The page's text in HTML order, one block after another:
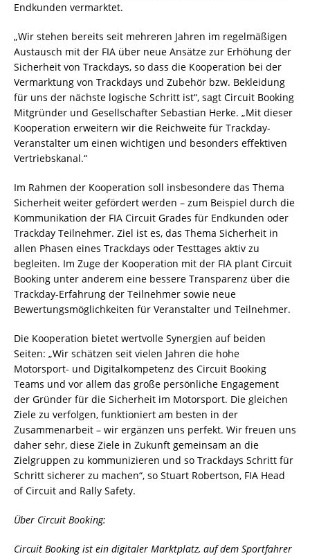
Endkunden vermarktet.
„Wir stehen bereits seit mehreren Jahren im regelmäßigen
Austausch mit der FIA über neue Ansätze zur Erhöhung der
Sicherheit von Trackdays, so dass die Kooperation bei der
Vermarktung von Trackdays und Zubehör bzw. Bekleidung
für uns der nächste logische Schritt ist“, sagt Circuit Booking
Mitgründer und Gesellschafter Sebastian Herke. „Mit dieser
Kooperation erweitern wir die Reichweite für Trackday-
Veranstalter um einen wichtigen und besonders effektiven
Vertriebskanal.“
Im Rahmen der Kooperation soll insbesondere das Thema
Sicherheit weiter gefördert werden – zum Beispiel durch die
Kommunikation der FIA Circuit Grades für Endkunden oder
Trackday Teilnehmer. Ziel ist es, das Thema Sicherheit in
allen Phasen eines Trackdays oder Testtages aktiv zu
begleiten. Im Zuge der Kooperation mit der FIA plant Circuit
Booking unter anderem eine bessere Transparenz über die
Trackday-Erfahrung der Teilnehmer sowie neue
Bewertungsmöglichkeiten für Veranstalter und Teilnehmer.
Die Kooperation bietet wertvolle Synergien auf beiden
Seiten: „Wir schätzen seit vielen Jahren die hohe
Motorsport- und Digitalkompetenz des Circuit Booking
Teams und vor allem das große persönliche Engagement
der Gründer für die Sicherheit im Motorsport. Die gleichen
Ziele zu verfolgen, funktioniert am besten in der
Zusammenarbeit – wir ergänzen uns perfekt. Wir freuen uns
daher sehr, diese Ziele in Zukunft gemeinsam an die
Zielgruppen zu kommunizieren und so Trackdays Schritt für
Schritt sicherer zu machen“, so Stuart Robertson, FIA Head
of Circuit and Rally Safety.
Über Circuit Booking:
Circuit Booking ist ein digitaler Marktplatz, auf dem Sportfahrer